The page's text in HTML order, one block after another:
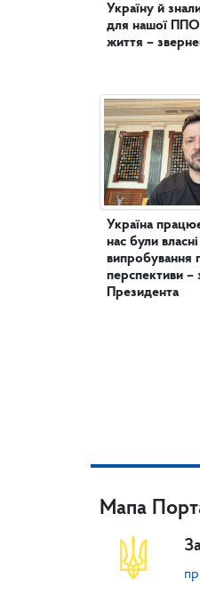
Україну й
для нашої ППО
життя –
Україна
нас були
випробування
перспективи –
Президента
Мапа